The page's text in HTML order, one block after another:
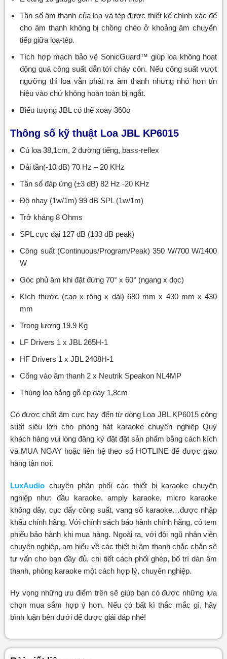
Tần số âm thanh của loa và tép được thiết kế chính xác để
cho âm thanh không bị chồng chéo ở khoảng âm chuyển
tiếp giữa loa-tép.
Tích hợp mạch bảo vệ SonicGuard™ giúp loa không hoạt
động quá công suất dẫn tới cháy côn. Nếu công suất vượt
ngưỡng thì loa vẫn phát ra âm thanh nhưng nhỏ hơn tín
hiệu vào chứ không hoàn toàn bị ngắt.
Biểu tượng JBL có thể xoay 360o
Thông số kỹ thuật Loa JBL KP6015
Củ loa 38,1cm, 2 đường tiếng, bass-reflex
Dải tần(-10 dB) 70 Hz – 20 KHz
Tần số đáp ứng (±3 dB) 82 Hz -20 KHz
Độ nhạy (1w/1m) 99 dB SPL (1w/1m)
Trở kháng 8 Ohms
SPL cực đại 127 dB (133 dB peak)
Công suất (Continuous/Program/Peak) 350 W/700 W/1400
W
Góc phủ âm khi đặt đứng 70° x 60° (ngang x dọc)
Kích thước (cao x rộng x dài) 680 mm x 430 mm x 430
mm
Trọng lượng 19.9 Kg
LF Drivers 1 x JBL 265H-1
HF Drivers 1 x JBL 2408H-1
Cổng vào âm thanh 2 x Neutrik Speakon NL4MP
Thùng loa bằng gỗ ép dày 1,8cm
Có được chất âm cực hay đến từ dòng Loa JBL KP6015 công
suất siêu lớn cho phòng hát karaoke chuyên nghiệp Quý
khách hàng vui lòng đăng ký đặt đặt sản phẩm bằng cách kích
và MUA NGAY hoặc liên hệ theo số HOTLINE để được giao
hàng tận nơi.
LuxAudiochuyên phân phối các thiết bị karaoke chuyên
nghiệp như: đầu karaoke, amply karaoke, micro karaoke
không dây, cục đẩy công suất, vang số karaoke…được nhập
khẩu chính hãng. Với chính sách bảo hành chính hãng, có tem
phiếu bảo hành khi mua hàng. Ngoài ra, với đội ngũ nhân viên
chuyên nghiệp, am hiểu về các thiết bị âm thanh chắc chắn sẽ
tư vấn cho bạn đầy đủ, chi tiết cách phối ghép, bố trí dàn âm
thanh, phòng karaoke một cách hợp lý, chuyên nghiệp.
Hy vọng những ưu điểm trên sẽ giúp bạn có được những lựa
chọn mua sắm hợp ý hơn. Nếu có bất kì thắc mắc gì, hãy
bình luận bên dưới để được giải đáp nhé!